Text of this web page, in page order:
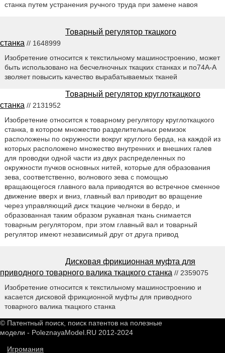
станка путем устранения ручного труда при замене навоя
Товарный регулятор ткацкого
станка // 1648999
Изобретение относится к текстильному машиностроению, может
быть использовано на бесчелночных ткацких станках и по74А-А
зволяет повысить качество вырабатываемых тканей
Товарный регулятор круглоткацкого
станка // 2131952
Изобретение относится к товарному регулятору круглоткацкого
станка, в котором множество разделительных ремизок
расположены по окружности вокруг круглого берда, на каждой из
которых расположено множество внутренних и внешних галев
для проводки одной части из двух распределенных по
окружности пучков основных нитей, которые для образования
зева, соответственно, волнового зева с помощью
вращающегося главного вала приводятся во встречное сменное
движение вверх и вниз, главный вал приводит во вращение
через управляющий диск ткацкие челноки в бердо, и
образованная таким образом рукавная ткань снимается
товарным регулятором, при этом главный вал и товарный
регулятор имеют независимый друг от друга привод
Дисковая фрикционная муфта для
приводного товарного валика ткацкого станка // 2359075
Изобретение относится к текстильному машиностроению и
касается дисковой фрикционной муфты для приводного
товарного валика ткацкого станка
© Патентный поиск, поиск патентов на полезные
модели - PoleznayaModel.RU 2012-2024
Игромания